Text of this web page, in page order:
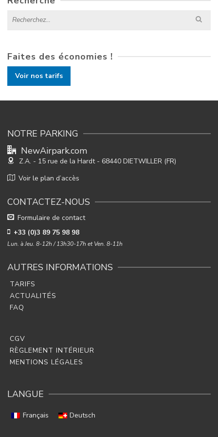
Search
for:
Faites des économies !
Voir nos tarifs
NOTRE PARKING
NewAirpark.com
Z.A. - 15 rue de la Hardt - 68440 DIETWILLER (FR)
Voir le plan d’accès
CONTACTEZ-NOUS
Formulaire de contact
+33 (0)3 89 75 98 98
Lun. à Jeu. 8-12h / 13h30-17h et Ven. 8-11h
AUTRES INFORMATIONS
TARIFS
ACTUALITÉS
FAQ
CGV
RÈGLEMENT INTÉRIEUR
MENTIONS LÉGALES
LANGUE
Français Deutsch